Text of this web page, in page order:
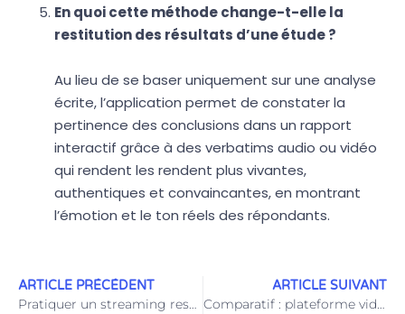
En quoi cette méthode change-t-elle la
restitution des résultats d’une étude ?
Au lieu de se baser uniquement sur une analyse
écrite, l’application permet de constater la
pertinence des conclusions dans un rapport
interactif grâce à des verbatims audio ou vidéo
qui rendent les rendent plus vivantes,
authentiques et convaincantes, en montrant
l’émotion et le ton réels des répondants.
ARTICLE PRÉCÉDENT
Pratiquer un streaming responsable a-t-il un sens ?
ARTICLE SUIVANT
Comparatif : plateforme vidéo professionnelle vs YouTube / Dailymotion / Vimeo…